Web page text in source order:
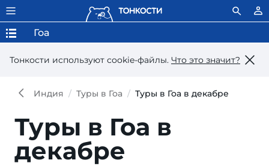
Тонкости используют сookie-файлы. Что это значит?
Гоа
Индия Туры в Гоа Туры в Гоа в декабре
Туры в Гоа в
декабре